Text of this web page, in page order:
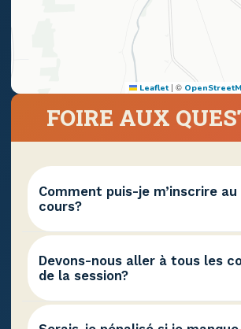
Leaflet | ©
FOIRE AUX
Comment puis-je m’inscrire au
cours?
Aucune inscription n’est
moins d’un avis contraire.
Devons-nous aller à tous les
de la session?
Non, c’est à votre discrétion. Si
manquez une semaine, il y a